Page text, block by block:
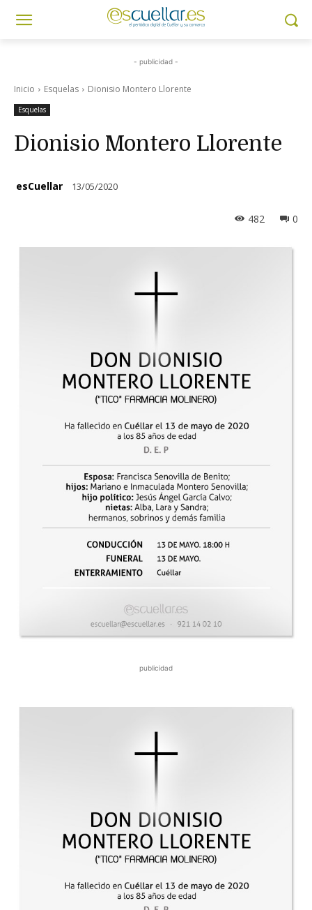
- publicidad -
Inicio Esquelas Dionisio Montero Llorente
Esquelas
Dionisio Montero Llorente
esCuellar 13/05/2020
0
482
publicidad